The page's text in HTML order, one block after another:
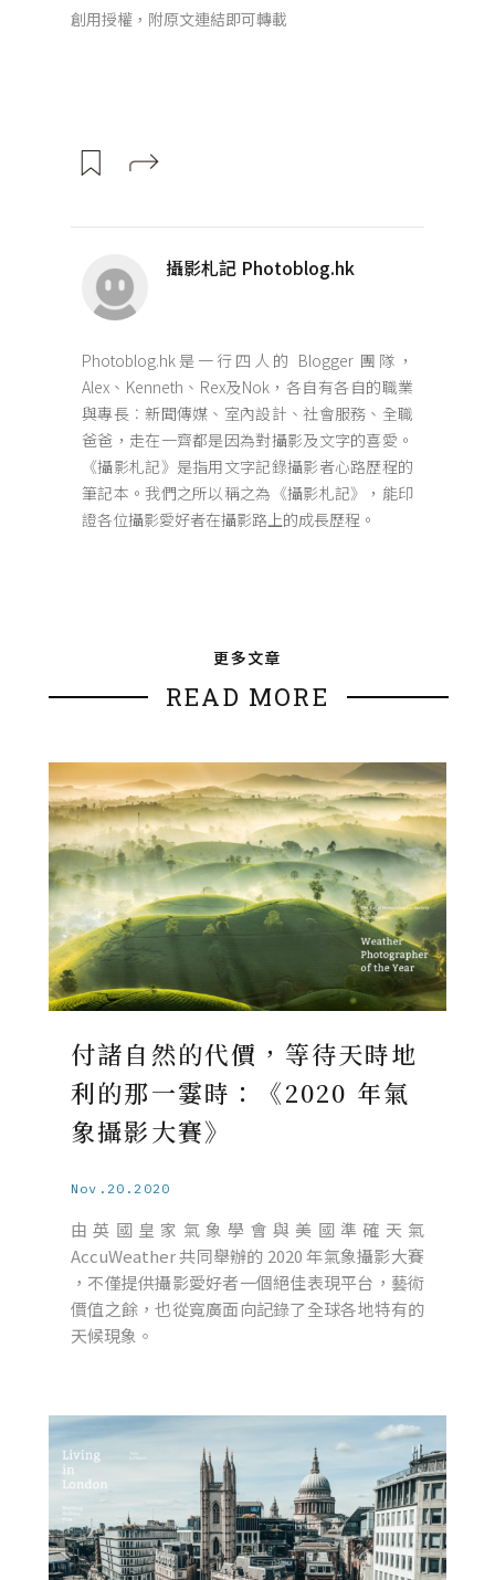
創用授權，附原文連結即可轉載
攝影札記 Photoblog.hk
Photoblog.hk是一行四人的 Blogger 團隊，
Alex、Kenneth、Rex及Nok，各自有各自的職業
與專長︰新聞傳媒、室內設計、社會服務、全職
爸爸，走在一齊都是因為對攝影及文字的喜愛。
《攝影札記》是指用文字記錄攝影者心路歷程的
筆記本。我們之所以稱之為《攝影札記》，能印
證各位攝影愛好者在攝影路上的成長歷程。
更多文章
READ MORE
付諸自然的代價，等待天時地
利的那一霎時：《2020 年氣
象攝影大賽》
Nov.20.2020
由英國皇家氣象學會與美國準確天氣
AccuWeather 共同舉辦的 2020 年氣象攝影大賽
，不僅提供攝影愛好者一個絕佳表現平台，藝術
價值之餘，也從寬廣面向記錄了全球各地特有的
天候現象。